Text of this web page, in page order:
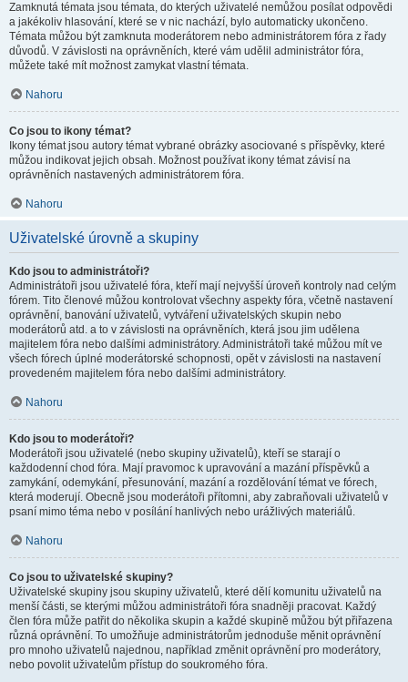
Zamknutá témata jsou témata, do kterých uživatelé nemůžou posílat odpovědi
a jakékoliv hlasování, které se v nic nachází, bylo automaticky ukončeno.
Témata můžou být zamknuta moderátorem nebo administrátorem fóra z řady
důvodů. V závislosti na oprávněních, které vám udělil administrátor fóra,
můžete také mít možnost zamykat vlastní témata.
Nahoru
Co jsou to ikony témat?
Ikony témat jsou autory témat vybrané obrázky asociované s příspěvky, které
můžou indikovat jejich obsah. Možnost používat ikony témat závisí na
oprávněních nastavených administrátorem fóra.
Nahoru
Uživatelské úrovně a skupiny
Kdo jsou to administrátoři?
Administrátoři jsou uživatelé fóra, kteří mají nejvyšší úroveň kontroly nad celým
fórem. Tito členové můžou kontrolovat všechny aspekty fóra, včetně nastavení
oprávnění, banování uživatelů, vytváření uživatelských skupin nebo
moderátorů atd. a to v závislosti na oprávněních, která jsou jim udělena
majitelem fóra nebo dalšími administrátory. Administrátoři také můžou mít ve
všech fórech úplné moderátorské schopnosti, opět v závislosti na nastavení
provedeném majitelem fóra nebo dalšími administrátory.
Nahoru
Kdo jsou to moderátoři?
Moderátoři jsou uživatelé (nebo skupiny uživatelů), kteří se starají o
každodenní chod fóra. Mají pravomoc k upravování a mazání příspěvků a
zamykání, odemykání, přesunování, mazání a rozdělování témat ve fórech,
která moderují. Obecně jsou moderátoři přítomni, aby zabraňovali uživatelů v
psaní mimo téma nebo v posílání hanlivých nebo urážlivých materiálů.
Nahoru
Co jsou to uživatelské skupiny?
Uživatelské skupiny jsou skupiny uživatelů, které dělí komunitu uživatelů na
menší části, se kterými můžou administrátoři fóra snadněji pracovat. Každý
člen fóra může patřit do několika skupin a každé skupině můžou být přiřazena
různá oprávnění. To umožňuje administrátorům jednoduše měnit oprávnění
pro mnoho uživatelů najednou, například změnit oprávnění pro moderátory,
nebo povolit uživatelům přístup do soukromého fóra.